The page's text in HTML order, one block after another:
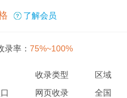
了解会员
录率： 75%~100%
收录类型
网页收录
区域
全国